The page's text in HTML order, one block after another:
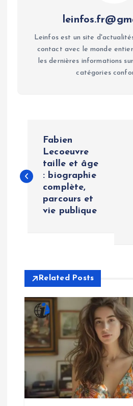
Leinfos est un site
contact avec le monde
les dernières informations
catégories
s
v
g
a
t
Fabien
Lecoeuvre
taille et âge
: biographie
complète,
parcours et
vie publique
Related Posts